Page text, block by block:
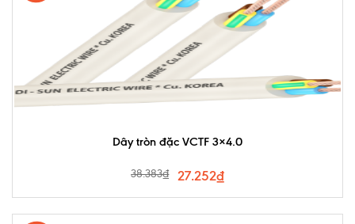
Dây tròn đặc VCTF 3×4.0
38.383₫ 27.252₫